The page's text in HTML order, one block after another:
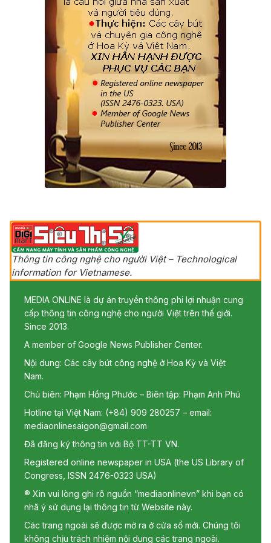
Thông tin công nghệ cho người Việt – Technological
information for Vietnamese.
MEDIA ONLINE là dự án truyền thông phi lợi nhuận cung
cấp thông tin công nghệ cho người Việt trên thế giới.
Since 2013.
A member of Google News Publisher Center.
Nội dung: Các cây bút công nghệ ở Hoa Kỳ và Việt
Nam.
Chủ biên: Phạm Hồng Phước – Biên tập: Phạm Anh Phú
Hotline tại Việt Nam: (+84) 909 280257 – email:
mediaonlinesaigon@gmail.com
Đã đăng ký thông tin với Bộ TT-TT VN.
Registered online newspaper in USA (the US Library of
Congress, ISSN 2476-0323 USA)
® Xin vui lòng ghi rõ nguồn “mediaonlinevn” khi bạn có
nhã ý sử dụng lại thông tin từ Website này.
Các trang ngoài sẽ được mở ra ở cửa sổ mới. Chúng tôi
không chịu trách nhiệm nội dung các trang ngoài.